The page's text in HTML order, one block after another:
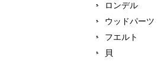
ロンデル
ウッドパーツ
フエルト
貝